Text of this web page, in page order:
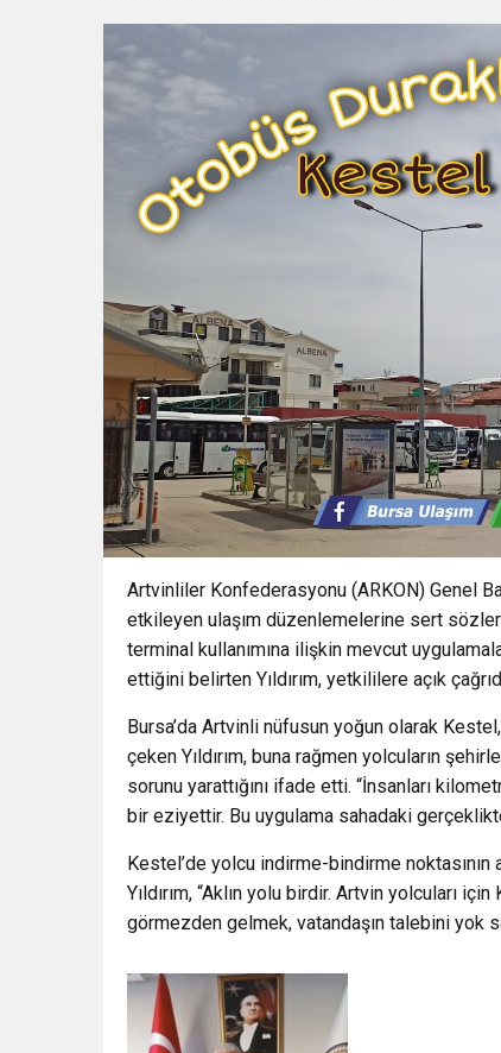
BÜYÜKŞEHİR
23:18 AÇIKHAVA’DA
13:13 Osmangazi’de
BÜYÜKORHAN’DA
12:17 “İzmir’de zeybek
0:37 SATRANÇTA BURSA
Artvinliler Konfederasyonu (ARKON) Genel
etkileyen ulaşım düzenlemelerine sert
terminal kullanımına ilişkin mevcut
ettiğini belirten Yıldırım, yetkililere açık
Bursa’da Artvinli nüfusun yoğun olarak
çeken Yıldırım, buna rağmen yolcuların
sorunu yarattığını ifade etti. “İnsanları
bir eziyettir. Bu uygulama sahadaki
Kestel’de yolcu indirme-bindirme noktasının
Yıldırım, “Aklın yolu birdir. Artvin yolcuları
görmezden gelmek, vatandaşın talebini yok